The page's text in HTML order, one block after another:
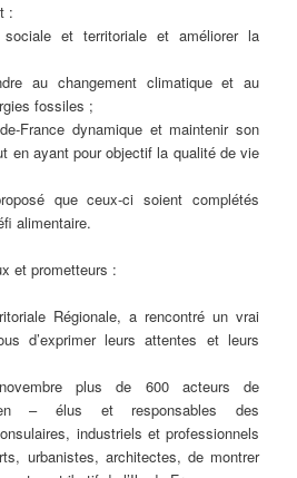
:
et territoriale et améliorer la
au changement climatique et au
fossiles ;
France dynamique et maintenir son
en ayant pour objectif la qualité de vie
que ceux-ci soient complétés
alimentaire.
et prometteurs :
Régionale, a rencontré un vrai
d’exprimer leurs attentes et leurs
plus de 600 acteurs de
– élus et responsables des
industriels et professionnels
urbanistes, architectes, de montrer